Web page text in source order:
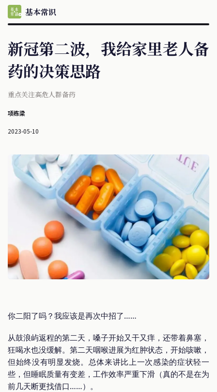
基本常识
新冠第二波，我给家里老人备
药的决策思路
重点关注高危人群备药
项栋梁
2023-05-10
你二阳了吗？我应该是再次中招了……
从鼓浪屿返程的第二天，嗓子开始又干又痒，还带着鼻塞，
狂喝水也没缓解。第二天咽喉进展为红肿状态，开始咳嗽，
但始终没有明显发烧。总体来讲比上一次感染的症状轻一
些，但睡眠质量有变差，工作效率严重下滑（真的不是在为
前几天断更找借口……）。